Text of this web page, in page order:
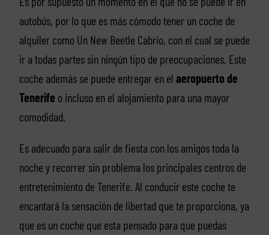
autobús, por lo que es más cómodo tener un coche de
alquiler como Un New Beetle Cabrio, con el cual se puede
ir a todas partes sin ningún tipo de preocupaciones. Este
coche además se puede entregar en el aeropuerto de
Tenerife o incluso en el alojamiento para una mayor
comodidad.
Es adecuado para salir de fiesta con los amigos toda la
noche y recorrer sin problema los principales centros de
entretenimiento de Tenerife. Al conducir este coche te
encantará la sensación de libertad que te proporciona, ya
que es un coche que esta pensado para que puedas